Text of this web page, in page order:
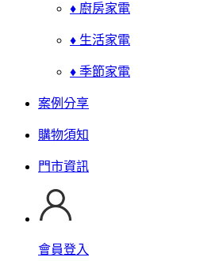
♦ 廚房家電
♦ 生活家電
♦ 季節家電
案例分享
購物須知
門市資訊
會員登入